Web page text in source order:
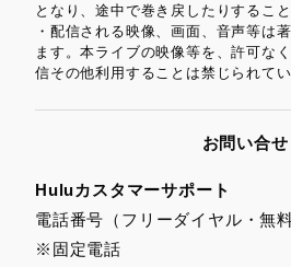
となり、途中で巻き戻したりするこ
・配信される映像、画面、音声等は
ます。本ライブの映像等を、許可な
信その他利用することは禁じられてい
お問い合せ
Huluカスタマーサポート
電話番号（フリーダイヤル・無
※固定電話